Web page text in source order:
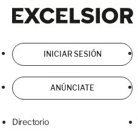
INICIAR SESIÓN
ANÚNCIATE
Directorio